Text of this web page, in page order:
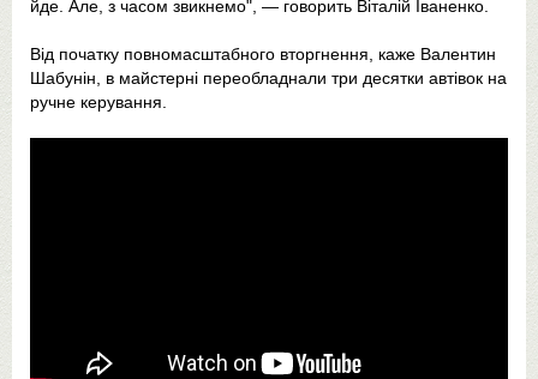
йде. Але, з часом звикнемо", — говорить Віталій Іваненко.
Від початку повномасштабного вторгнення, каже Валентин
Шабунін, в майстерні переобладнали три десятки автівок на
ручне керування.